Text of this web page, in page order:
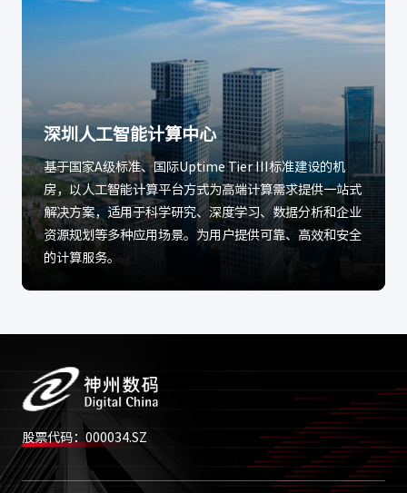
深圳人工智能计算中心
基于国家A级标准、国际Uptime Tier III标准建设的机
房，以人工智能计算平台方式为高端计算需求提供一站式
解决方案，适用于科学研究、深度学习、数据分析和企业
资源规划等多种应用场景。为用户提供可靠、高效和安全
的计算服务。
股票代码：000034.SZ